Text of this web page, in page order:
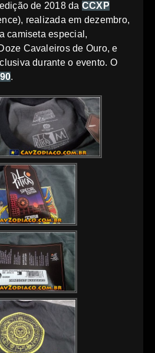
de 2018 da CCXP
realizada em dezembro,
camiseta especial,
Cavaleiros de Ouro, e
durante o evento. O
.